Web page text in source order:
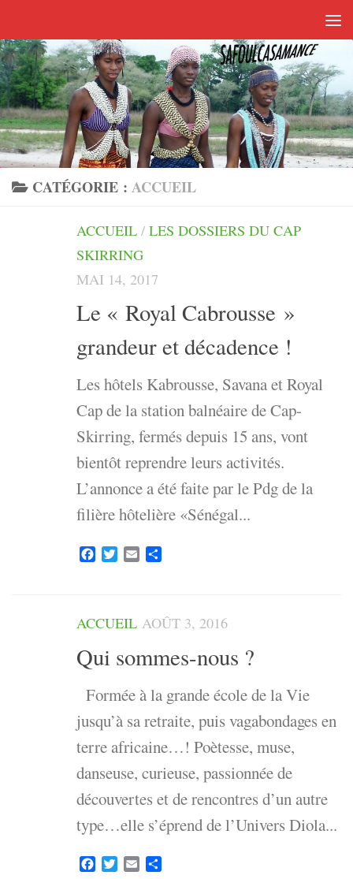
CATÉGORIE :ACCUEIL
ACCUEIL / LES DOSSIERS DU CAP
SKIRRING
MAI 14, 2017
Le « Royal Cabrousse »
grandeur et décadence !
Les hôtels Kabrousse, Savana et Royal
Cap de la station balnéaire de Cap-
Skirring, fermés depuis 15 ans, vont
bientôt reprendre leurs activités.
L’annonce a été faite par le Pdg de la
filière hôtelière «Sénégal...
FacebookTwitterEmail
ACCUEIL AOÛT 3, 2016
Qui sommes-nous ?
Formée à la grande école de la Vie
jusqu’à sa retraite, puis vagabondages en
terre africaine…! Poètesse, muse,
danseuse, curieuse, passionnée de
découvertes et de rencontres d’un autre
type…elle s’éprend de l’Univers Diola...
FacebookTwitterEmail